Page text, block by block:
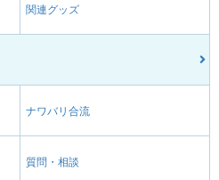
関連グッズ
ナワバリ合流
質問・相談